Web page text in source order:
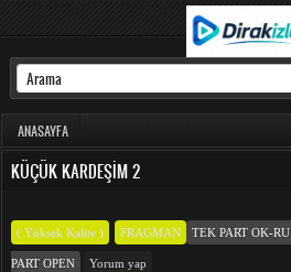
ANASAYFA
KÜÇÜK KARDEŞIM 2
( Yüksek Kalite ) FRAGMAN TEK PART OK-RU
PART OPEN Yorum yap